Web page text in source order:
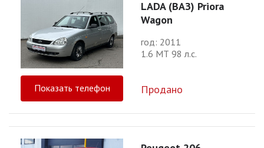
LADA (ВАЗ) Priora
Wagon
год: 2011
1.6 МТ 98 л.с.
Показать телефон Продано